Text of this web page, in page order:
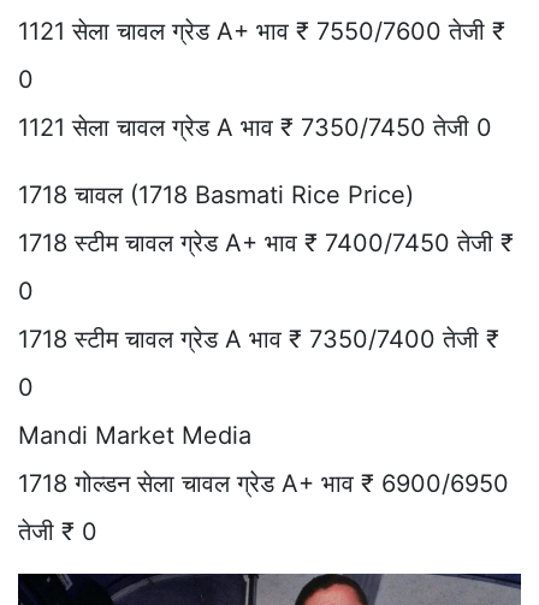
1121 सेला चावल ग्रेड A+ भाव ₹ 7550/7600 तेजी ₹
0
1121 सेला चावल ग्रेड A भाव ₹ 7350/7450 तेजी 0
1718 चावल (1718 Basmati Rice Price)
1718 स्टीम चावल ग्रेड A+ भाव ₹ 7400/7450 तेजी ₹
0
1718 स्टीम चावल ग्रेड A भाव ₹ 7350/7400 तेजी ₹
0
Mandi Market Media
1718 गोल्डन सेला चावल ग्रेड A+ भाव ₹ 6900/6950
तेजी ₹ 0